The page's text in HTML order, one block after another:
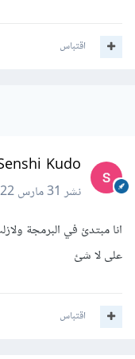
اقتباس
Senshi Kudo
نشر31 مارس 2022
انا مبتدئ في البرمجة
على لا شئ
اقتباس